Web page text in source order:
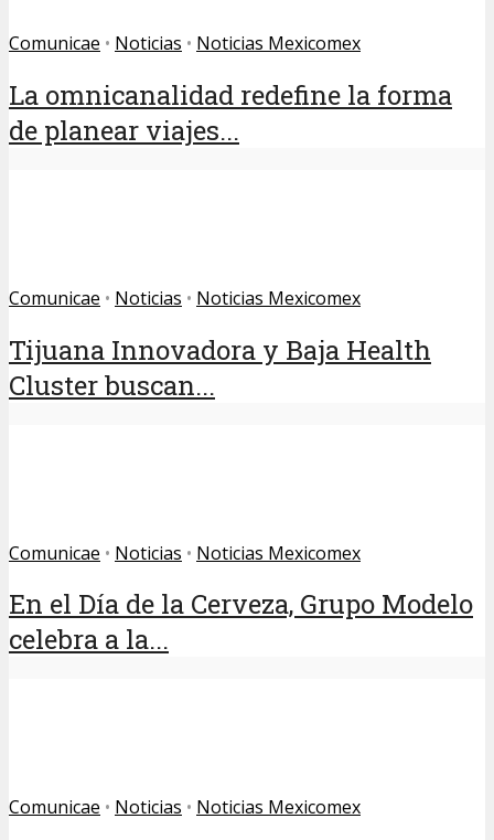
Comunicae • Noticias • Noticias Mexicomex
La omnicanalidad redefine la forma
de planear viajes...
Comunicae • Noticias • Noticias Mexicomex
Tijuana Innovadora y Baja Health
Cluster buscan...
Comunicae • Noticias • Noticias Mexicomex
En el Día de la Cerveza, Grupo Modelo
celebra a la...
Comunicae • Noticias • Noticias Mexicomex